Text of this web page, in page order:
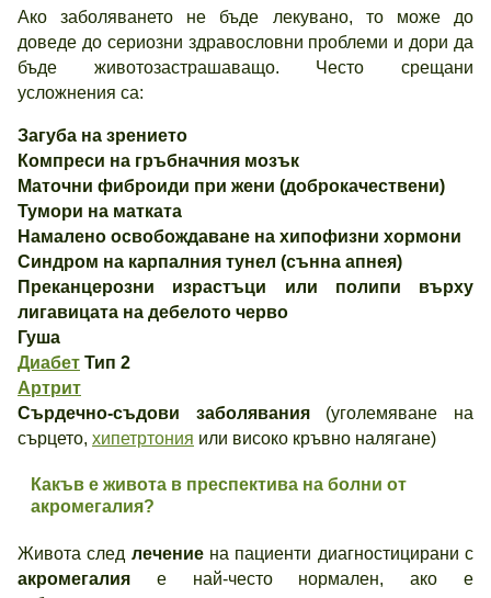
Ако заболяването не бъде лекувано, то може до
доведе до сериозни здравословни проблеми и дори да
бъде животозастрашаващо. Често срещани
усложнения са:
Загуба на зрението
Компреси на гръбначния мозък
Маточни фиброиди при жени (доброкачествени)
Тумори на матката
Намалено освобождаване на хипофизни хормони
Синдром на карпалния тунел (сънна апнея)
Преканцерозни израстъци или полипи върху
лигавицата на дебелото черво
Гуша
Диабет Тип 2
Артрит
Сърдечно-съдови заболявания(уголемяване на
сърцето, хипетртония или високо кръвно налягане)
Какъв е живота в преспектива на болни от
акромегалия?
Живота след лечениена пациенти диагностицирани с
акромегалия е най-често нормален, ако е